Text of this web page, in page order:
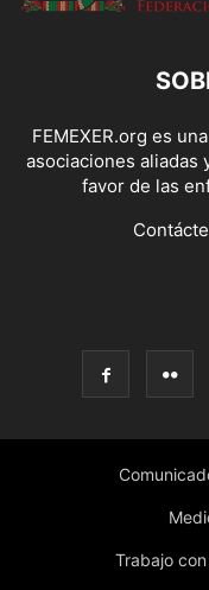
FEMEXER.org es
asociaciones aliadas
favor de las
Trabajo